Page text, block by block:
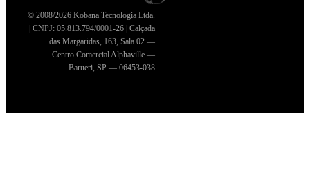
© 2008/2026 Kobana Tecnologia Ltda.
| CNPJ: 05.813.794/0001-26 | Calçada
das Margaridas, 163, Sala 02 —
Centro Comercial Alphaville —
Barueri, SP — 06453-038